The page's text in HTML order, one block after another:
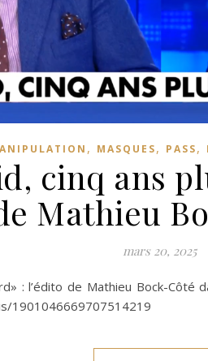
, MASQUES, PASS,
cinq ans
Mathieu
mars 20, 2025
: l’édito de Mathieu Bock-Côté
1901046669707514219